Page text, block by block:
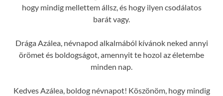
hogy mindig mellettem állsz, és hogy ilyen csodálatos
barát vagy.
Drága Azálea, névnapod alkalmából kívánok neked annyi
örömet és boldogságot, amennyit te hozol az életembe
minden nap.
Kedves Azálea, boldog névnapot! Köszönöm, hogy mindig